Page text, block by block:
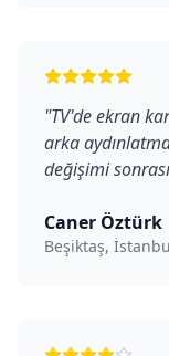
"TV'de ekran
arka
değişimi
Caner Öztürk
Beşiktaş,